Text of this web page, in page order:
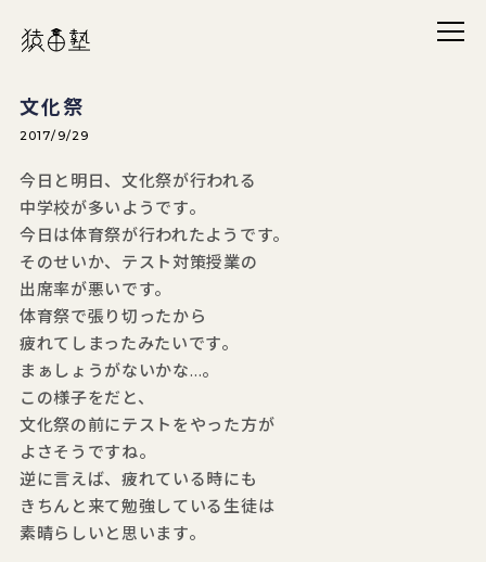
メニ
猿田塾
文化祭
2017/9/29
今日と明日、文化祭が行われる
中学校が多いようです。
今日は体育祭が行われたようです。
そのせいか、テスト対策授業の
出席率が悪いです。
体育祭で張り切ったから
疲れてしまったみたいです。
まぁしょうがないかな…。
この様子をだと、
文化祭の前にテストをやった方が
よさそうですね。
逆に言えば、疲れている時にも
きちんと来て勉強している生徒は
素晴らしいと思います。